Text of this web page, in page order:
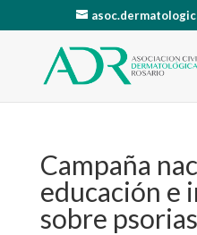
Campaña
educación e
sobre